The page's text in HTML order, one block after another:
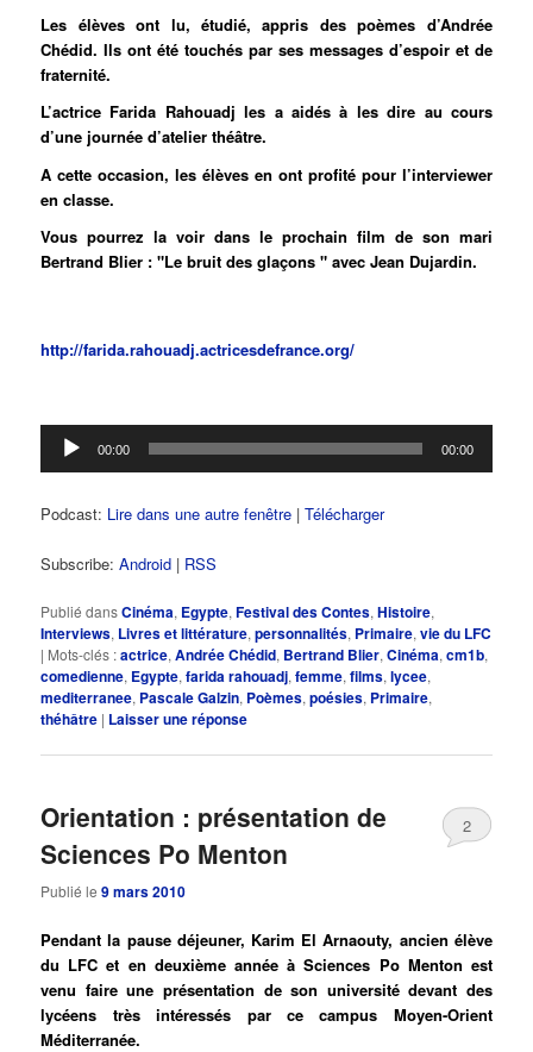
Les élèves ont lu, étudié, appris des poèmes d’Andrée
Chédid. Ils ont été touchés par ses messages d’espoir et de
fraternité.
L’actrice Farida Rahouadj les a aidés à les dire au cours
d’une journée d’atelier théâtre.
A cette occasion, les élèves en ont profité pour l’interviewer
en classe.
Vous pourrez la voir dans le prochain film de son mari
Bertrand Blier : "Le bruit des glaçons " avec Jean Dujardin.
http://farida.rahouadj.actricesdefrance.org/
Lecteur
audio
00:00 00:00
Podcast: Lire dans une autre fenêtre |Télécharger
Subscribe:Android | RSS
Publié dansCinéma, Egypte,Festival des Contes,Histoire,
Interviews, Livres et littérature,personnalités, Primaire,vie du LFC
| Mots-clés :actrice,Andrée Chédid, Bertrand Blier,Cinéma,cm1b,
comedienne, Egypte,farida rahouadj,femme,films,lycee,
mediterranee, Pascale Galzin, Poèmes,poésies, Primaire,
théhâtre | Laisser une réponse
Orientation : présentation de
Sciences Po Menton
Publié le9 mars 2010
2
Pendant la pause déjeuner, Karim El Arnaouty, ancien élève
du LFC et en deuxième année à Sciences Po Menton est
venu faire une présentation de son université devant des
lycéens très intéressés par ce campus Moyen-Orient
Méditerranée.